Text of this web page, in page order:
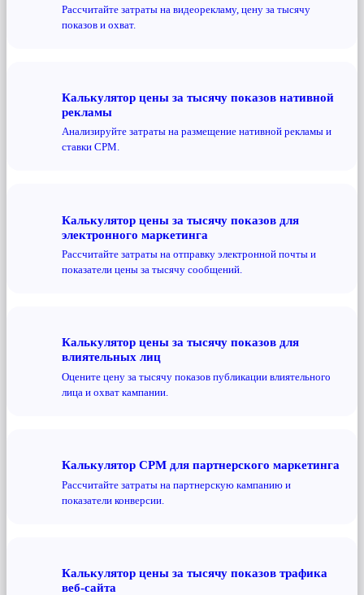
Рассчитайте затраты на видеорекламу, цену за тысячу
показов и охват.
Калькулятор цены за тысячу показов нативной
рекламы
Анализируйте затраты на размещение нативной рекламы и
ставки CPM.
Калькулятор цены за тысячу показов для
электронного маркетинга
Рассчитайте затраты на отправку электронной почты и
показатели цены за тысячу сообщений.
Калькулятор цены за тысячу показов для
влиятельных лиц
Оцените цену за тысячу показов публикации влиятельного
лица и охват кампании.
Калькулятор CPM для партнерского маркетинга
Рассчитайте затраты на партнерскую кампанию и
показатели конверсии.
Калькулятор цены за тысячу показов трафика
веб-сайта